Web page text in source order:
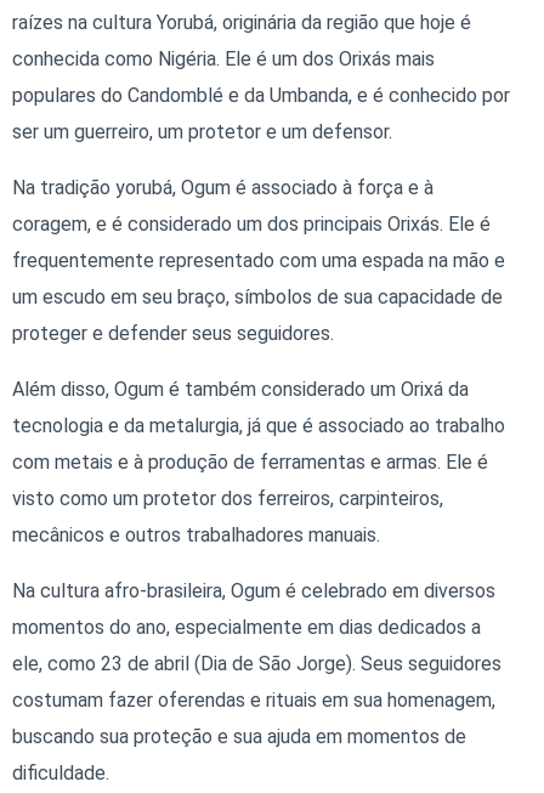
raízes na cultura Yorubá, originária da região que hoje é
conhecida como Nigéria. Ele é um dos Orixás mais
populares do Candomblé e da Umbanda, e é conhecido por
ser um guerreiro, um protetor e um defensor.
Na tradição yorubá, Ogum é associado à força e à
coragem, e é considerado um dos principais Orixás. Ele é
frequentemente representado com uma espada na mão e
um escudo em seu braço, símbolos de sua capacidade de
proteger e defender seus seguidores.
Além disso, Ogum é também considerado um Orixá da
tecnologia e da metalurgia, já que é associado ao trabalho
com metais e à produção de ferramentas e armas. Ele é
visto como um protetor dos ferreiros, carpinteiros,
mecânicos e outros trabalhadores manuais.
Na cultura afro-brasileira, Ogum é celebrado em diversos
momentos do ano, especialmente em dias dedicados a
ele, como 23 de abril (Dia de São Jorge). Seus seguidores
costumam fazer oferendas e rituais em sua homenagem,
buscando sua proteção e sua ajuda em momentos de
dificuldade.